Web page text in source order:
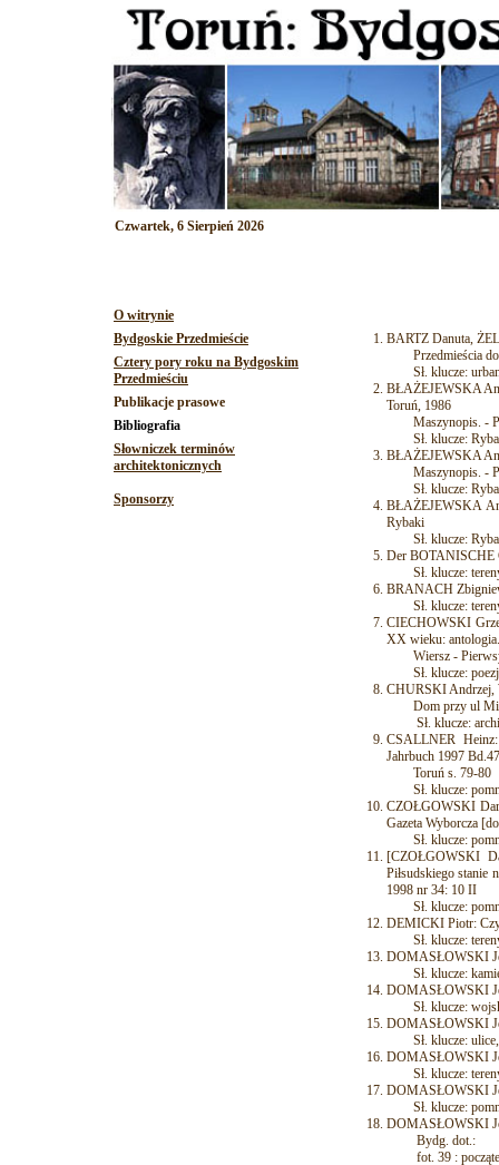
Czwartek, 6 Sierpień 2026
O witrynie
Bydgoskie Przedmieście
Cztery pory roku na Bydgoskim
Przedmieściu
Publikacje prasowe
Bibliografia
Słowniczek terminów
architektonicznych
Sponsorzy
BARTZ Danuta,
Przedmieścia do
Sł. klucze:
BŁAŻEJEWSKA
Toruń, 1986
Maszynopis. -
Sł. klucze:
BŁAŻEJEWSKA
Maszynopis. -
Sł. klucze:
BŁAŻEJEWSKA
Rybaki
Sł. klucze:
Der BOTANISCHE
Sł. klucze: tereny
BRANACH
Sł. klucze:
CIECHOWSKI
XX wieku:
Wiersz - Pierwsy
Sł. klucze:
CHURSKI Andrzej,
Dom przy ul
Sł. klucze:
CSALLNER Heinz:
Jahrbuch 1997
Toruń s. 79-80
Sł. klucze:
CZOŁGOWSKI
Gazeta Wyborcza
Sł. klucze:
[CZOŁGOWSKI
Piłsudskiego
1998 nr 34: 10 II
Sł. klucze:
DEMICKI Piotr: Czy
Sł. klucze: tereny
DOMASŁOWSKI
Sł. klucze:
DOMASŁOWSKI
Sł. klucze:
DOMASŁOWSKI
Sł. klucze: ulice,
DOMASŁOWSKI
Sł. klucze:
DOMASŁOWSKI
Sł. klucze:
DOMASŁOWSKI
Bydg. dot.:
fot. 39 :